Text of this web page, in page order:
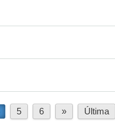
5 6 » Última